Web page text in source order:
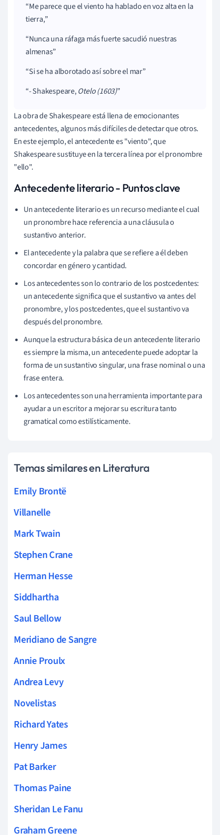
Me parece que el viento ha hablado en voz alta en la
tierra,
Nunca una ráfaga más fuerte sacudió nuestras
almenas
Si se ha alborotado así sobre el mar
- Shakespeare,Otelo (1603)
La obra de Shakespeare está llena de emocionantes
antecedentes, algunos más difíciles de detectar que otros.
En este ejemplo, el antecedente es "viento", que
Shakespeare sustituye en la tercera línea por el pronombre
"ello".
Antecedente literario - Puntos clave
Un antecedente literario es un recurso mediante el cual
un pronombre hace referencia a una cláusula o
sustantivo anterior.
El antecedente y la palabra que se refiere a él deben
concordar en género y cantidad.
Los antecedentes son lo contrario de los postcedentes:
un antecedente significa que el sustantivo va antes del
pronombre, y los postcedentes, que el sustantivo va
después del pronombre.
Aunque la estructura básica de un antecedente literario
es siempre la misma, un antecedente puede adoptar la
forma de un sustantivo singular, una frase nominal o una
frase entera.
Los antecedentes son una herramienta importante para
ayudar a un escritor a mejorar su escritura tanto
gramatical como estilísticamente.
Temas similares en Literatura
Emily Brontë
Villanelle
Mark Twain
Stephen Crane
Herman Hesse
Siddhartha
Saul Bellow
Meridiano de Sangre
Annie Proulx
Andrea Levy
Novelistas
Richard Yates
Henry James
Pat Barker
Thomas Paine
Sheridan Le Fanu
Graham Greene